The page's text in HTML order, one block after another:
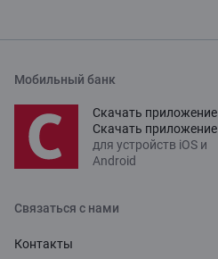
Мобильный банк
Скачать приложение
Скачать приложение
для устройств iOS и
Android
Связаться с нами
Контакты